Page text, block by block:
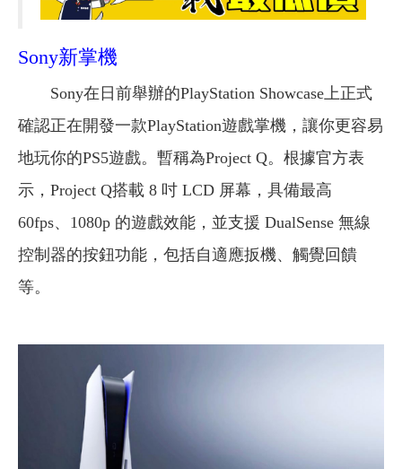
Sony新掌機
Sony在日前舉辦的PlayStation Showcase上正式
確認正在開發一款PlayStation遊戲掌機，讓你更容易
地玩你的PS5遊戲。暫稱為Project Q。根據官方表
示，Project Q搭載 8 吋 LCD 屏幕，具備最高
60fps、1080p 的遊戲效能，並支援 DualSense 無線
控制器的按鈕功能，包括自適應扳機、觸覺回饋
等。